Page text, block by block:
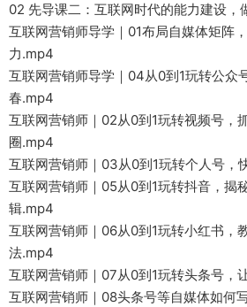
02 先导课二：互联网时代的能力建设，
互联网营销师导学｜01布局自媒体矩阵
力.mp4
互联网营销师导学｜04从0到1玩转公众
春.mp4
互联网营销师｜02从0到1玩转视频号，
圈.mp4
互联网营销师｜03从0到1玩转个人号，
互联网营销师｜05从0到1玩转抖音，揭
辑.mp4
互联网营销师｜06从0到1玩转小红书，
法.mp4
互联网营销师｜07从0到1玩转头条号，
互联网营销师｜08头条号等自媒体如何